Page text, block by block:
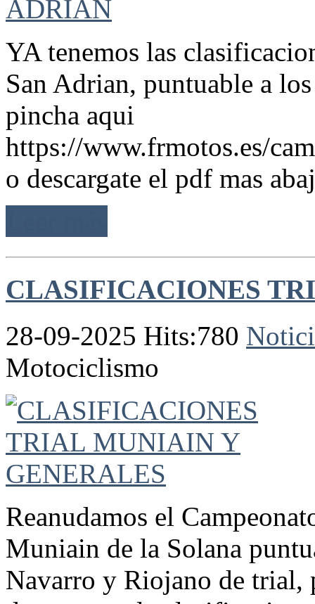
YA tenemos las
San Adrian, puntuable a
pincha aqui
https://www.frmotos.es/
o descargate el pdf mas
CLASIFICACIONES
28-09-2025 Hits:780
Motociclismo
Reanudamos el
Muniain de la Solana
Navarro y Riojano de trial,